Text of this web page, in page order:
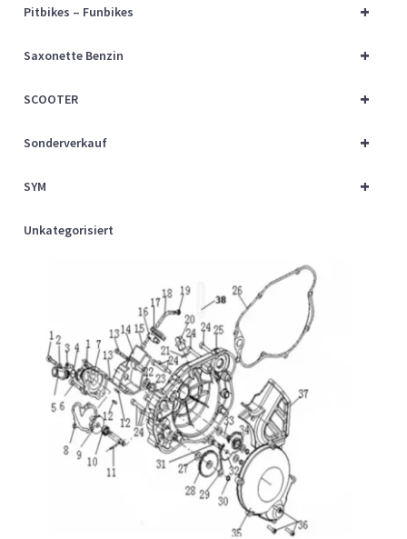
+
Pitbikes – Funbikes
+
Saxonette Benzin
+
SCOOTER
+
Sonderverkauf
+
SYM
Unkategorisiert